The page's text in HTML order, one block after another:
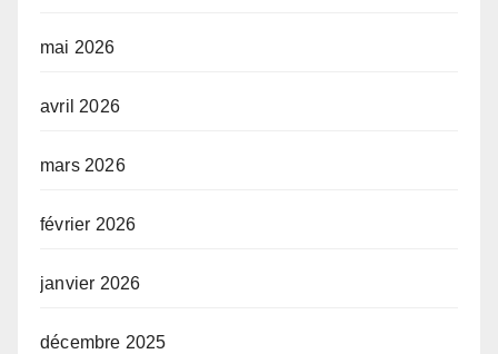
mai 2026
avril 2026
mars 2026
février 2026
janvier 2026
décembre 2025